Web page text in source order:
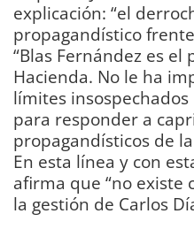
explicación: “el
propagandístico
“Blas Fernández es el
Hacienda. No le ha
límites
para responder a
propagandísticos de
En esta línea y con
afirma que “no existe
la gestión de Carlos